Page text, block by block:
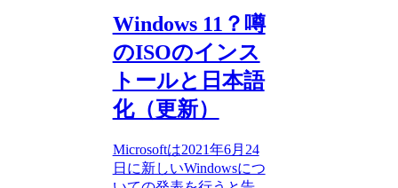
Windows 11？噂
のISOのインス
トールと日本語
化（更新）
Microsoftは2021年6月24
日に新しいWindowsにつ